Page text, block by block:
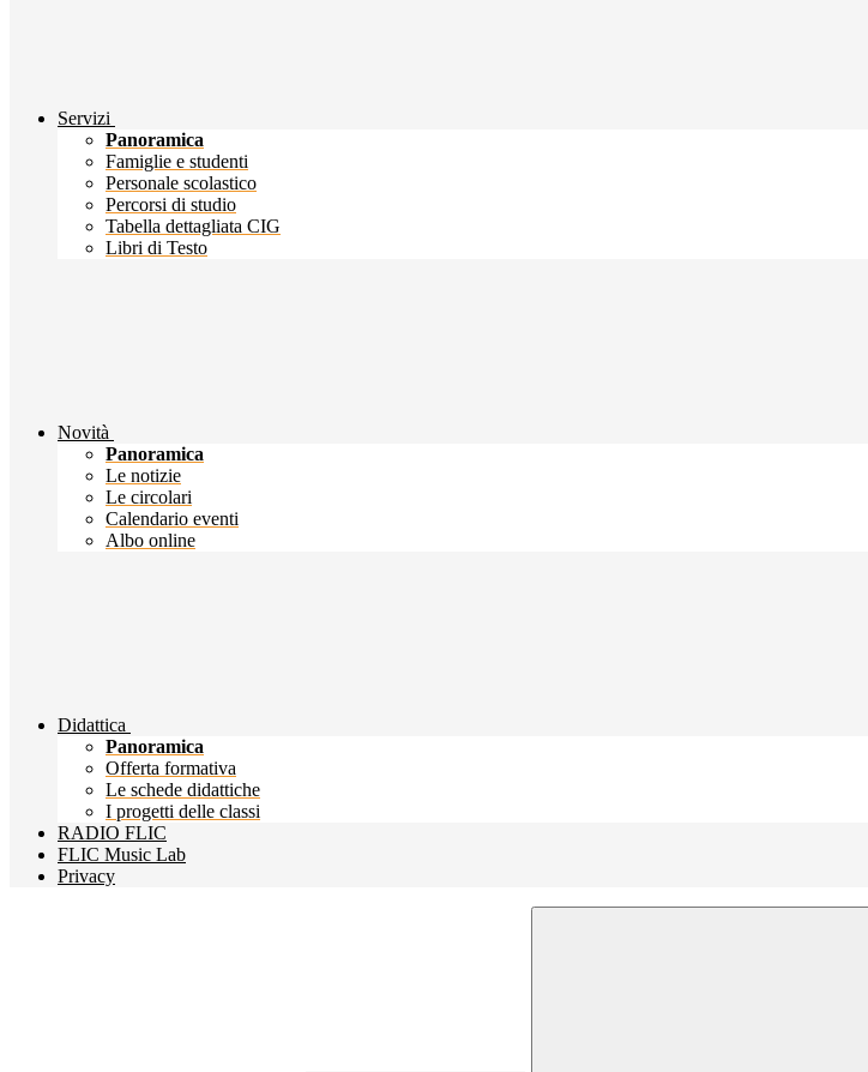
Servizi
Panoramica
Famiglie e studenti
Personale scolastico
Percorsi di studio
Tabella dettagliata CIG
Libri di Testo
Novità
Panoramica
Le notizie
Le circolari
Calendario eventi
Albo online
Didattica
Panoramica
Offerta formativa
Le schede didattiche
I progetti delle classi
RADIO FLIC
FLIC Music Lab
Privacy